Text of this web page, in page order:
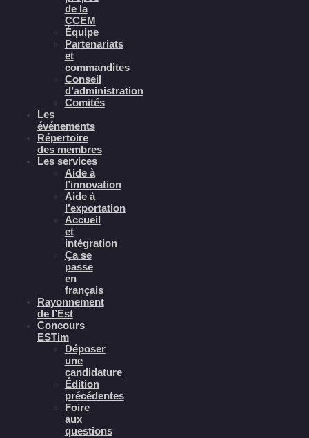
de la
CCEM
Équipe
Partenariats
et
commandites
Conseil
d’administration
Comités
Les
événements
Répertoire
des membres
Les services
Aide à
l’innovation
Aide à
l’exportation
Accueil
et
intégration
Ça se
passe
en
français
Rayonnement
de l’Est
Concours
ESTim
Déposer
une
candidature
Édition
précédentes
Foire
aux
questions